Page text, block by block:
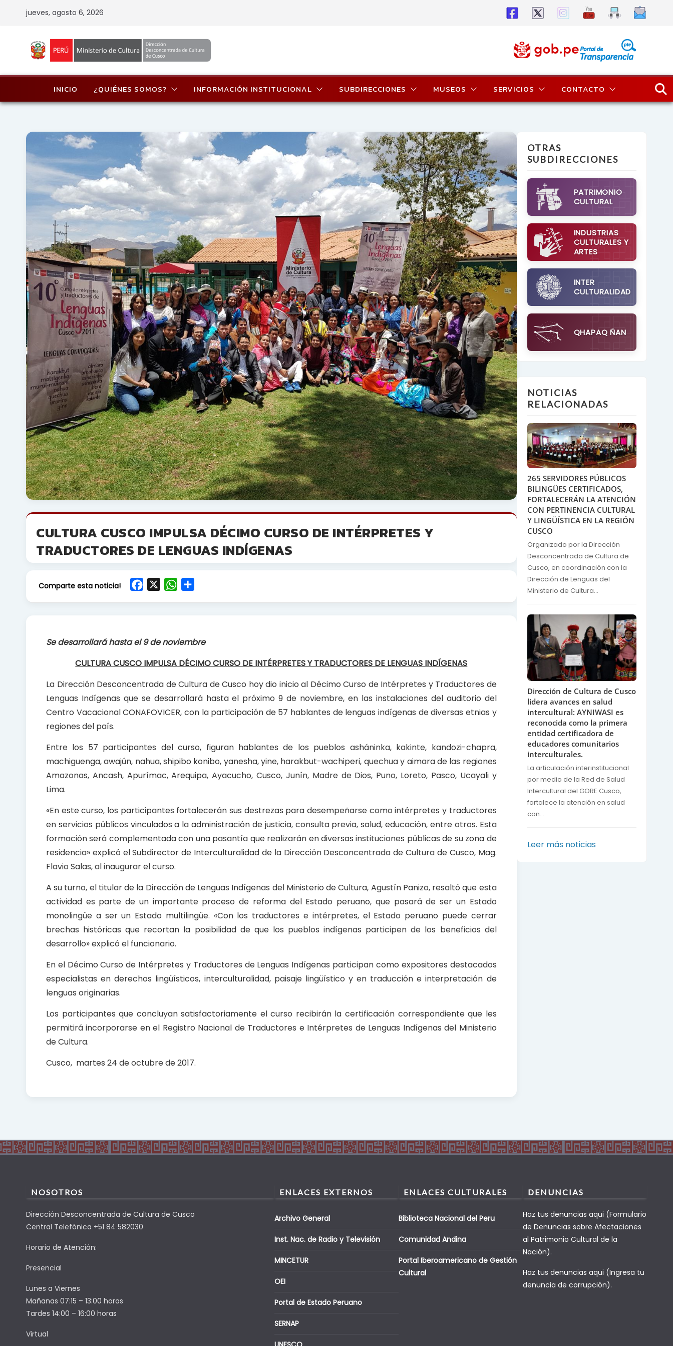
jueves, agosto 6, 2026
INICIO ¿QUIÉNES SOMOS? INFORMACIÓN INSTITUCIONAL SUBDIRECCIONES MUSEOS SERVICIOS CONTACTO
CULTURA CUSCO IMPULSA DÉCIMO CURSO DE INTÉRPRETES Y
TRADUCTORES DE LENGUAS INDÍGENAS
Comparte esta noticia!
b
o
o
W
s
A
p
e
Se desarrollará hasta el 9 de noviembre
CULTURA CUSCO IMPULSA DÉCIMO CURSO DE INTÉRPRETES Y TRADUCTORES DE LENGUAS INDÍGENAS
La Dirección Desconcentrada de Cultura de Cusco hoy dio inicio al Décimo Curso de Intérpretes y Traductores de
Lenguas Indígenas que se desarrollará hasta el próximo 9 de noviembre, en las instalaciones del auditorio del
Centro Vacacional CONAFOVICER, con la participación de 57 hablantes de lenguas indígenas de diversas etnias y
regiones del país.
Entre los 57 participantes del curso, figuran hablantes de los pueblos asháninka, kakinte, kandozi-chapra,
machiguenga, awajún, nahua, shipibo konibo, yanesha, yine, harakbut-wachiperi, quechua y aimara de las regiones
Amazonas, Ancash, Apurímac, Arequipa, Ayacucho, Cusco, Junín, Madre de Dios, Puno, Loreto, Pasco, Ucayali y
Lima.
«En este curso, los participantes fortalecerán sus destrezas para desempeñarse como intérpretes y traductores
en servicios públicos vinculados a la administración de justicia, consulta previa, salud, educación, entre otros. Esta
formación será complementada con una pasantía que realizarán en diversas instituciones públicas de su zona de
residencia» explicó el Subdirector de Interculturalidad de la Dirección Desconcentrada de Cultura de Cusco, Mag.
Flavio Salas, al inaugurar el curso.
A su turno, el titular de la Dirección de Lenguas Indígenas del Ministerio de Cultura, Agustín Panizo, resaltó que esta
actividad es parte de un importante proceso de reforma del Estado peruano, que pasará de ser un Estado
monolingüe a ser un Estado multilingüe. «Con los traductores e intérpretes, el Estado peruano puede cerrar
brechas históricas que recortan la posibilidad de que los pueblos indígenas participen de los beneficios del
desarrollo» explicó el funcionario.
En el Décimo Curso de Intérpretes y Traductores de Lenguas Indígenas participan como expositores destacados
especialistas en derechos lingüísticos, interculturalidad, paisaje lingüístico y en traducción e interpretación de
lenguas originarias.
Los participantes que concluyan satisfactoriamente el curso recibirán la certificación correspondiente que les
permitirá incorporarse en el Registro Nacional de Traductores e Intérpretes de Lenguas Indígenas del Ministerio
de Cultura.
Cusco, martes 24 de octubre de 2017.
OTRAS
SUBDIRECCIONES
PATRIMONIO
CULTURAL
INDUSTRIAS
CULTURALES Y
ARTES
INTER
CULTURALIDAD
QHAPAQ ÑAN
NOTICIAS
RELACIONADAS
265 SERVIDORES PÚBLICOS
BILINGÜES CERTIFICADOS,
FORTALECERÁN LA ATENCIÓN
CON PERTINENCIA CULTURAL
Y LINGÜÍSTICA EN LA REGIÓN
CUSCO
Organizado por la Dirección
Desconcentrada de Cultura de
Cusco, en coordinación con la
Dirección de Lenguas del
Ministerio de Cultura...
Dirección de Cultura de Cusco
lidera avances en salud
intercultural: AYNIWASI es
reconocida como la primera
entidad certificadora de
educadores comunitarios
interculturales.
La articulación interinstitucional
por medio de la Red de Salud
Intercultural del GORE Cusco,
fortalece la atención en salud
con...
Leer más noticias
NOSOTROS
Dirección Desconcentrada de Cultura de Cusco
Central Telefónica +51 84 582030
Horario de Atención:
Presencial
Lunes a Viernes
Mañanas 07:15 – 13:00 horas
Tardes 14:00 – 16:00 horas
Virtual
ENLACES EXTERNOS
Archivo General
Inst. Nac. de Radio y Televisión
MINCETUR
OEI
Portal de Estado Peruano
SERNAP
ENLACES CULTURALES
Biblioteca Nacional del Peru
Comunidad Andina
Portal Iberoamericano de Gestión
Cultural
DENUNCIAS
Haz tus denuncias aqui (Formulario
de Denuncias sobre Afectaciones
al Patrimonio Cultural de la
Nación).
Haz tus denuncias aqui (Ingresa tu
denuncia de corrupción).